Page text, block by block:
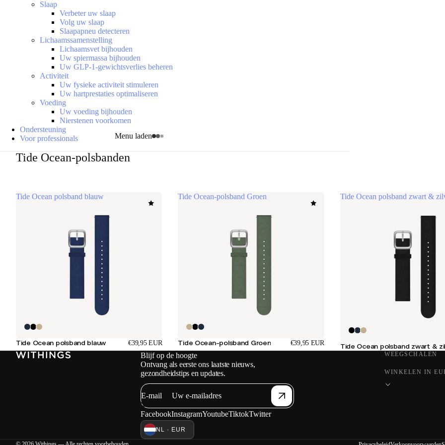
Menu laden
Horloges
Slaap
Verbeter uw slaap
Volg uw slaap
Slaapapneu detecteren
Lichaamssamenstelling
Lichaamsvet bijhouden
Uw spiermassa bijhouden
Uw GLP-1-gewichtsverlies beheren
Activiteit
Uw fysieke activiteit stimuleren
Uw hartprestaties optimaliseren
Voeding
Uw voeding bijhouden
Nierstenen voorkomen
Ondersteuning
Voor professionals
Tide Ocean-polsbanden
Tide Ocean polsband blauw
Tide Ocean polsband blauw €39,95 EUR
Tide Ocean-polsband Groen
Tide Ocean-polsband Groen €39,95 EUR
Tide Ocean polsband zwart &
Tide Ocean polsband zwart &
Blijf op de hoogte
Ontvang als eerste ons laatste nieuws,
gezondheidstips en updates.
E-mail
FacebookInstagramYoutubeTiktokTwitter
NL · EUR
WEEGSCHALEN
WINKELEN IN